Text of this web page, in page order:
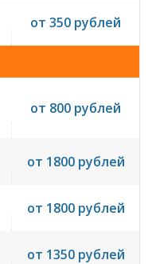
от 350 рублей
от 800 рублей
от 1800 рублей
от 1800 рублей
от 1350 рублей